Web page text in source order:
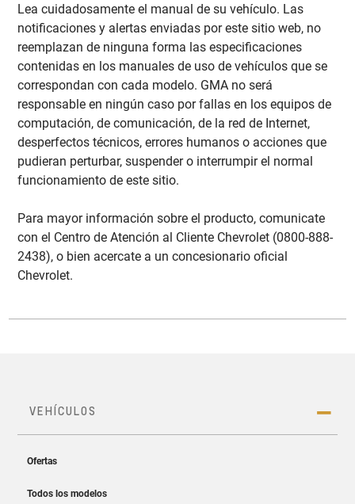
Lea cuidadosamente el manual de su vehículo. Las
notificaciones y alertas enviadas por este sitio web, no
reemplazan de ninguna forma las especificaciones
contenidas en los manuales de uso de vehículos que se
correspondan con cada modelo. GMA no será
responsable en ningún caso por fallas en los equipos de
computación, de comunicación, de la red de Internet,
desperfectos técnicos, errores humanos o acciones que
pudieran perturbar, suspender o interrumpir el normal
funcionamiento de este sitio.
Para mayor información sobre el producto, comunicate
con el Centro de Atención al Cliente Chevrolet (0800-888-
2438), o bien acercate a un concesionario oficial
Chevrolet.